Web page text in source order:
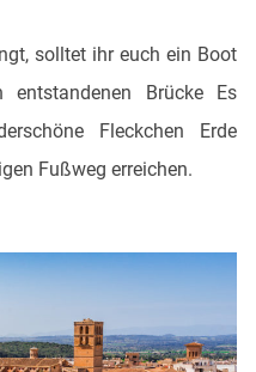
solltet ihr euch ein Boot
Brücke Es
Fleckchen Erde
Fußweg erreichen.